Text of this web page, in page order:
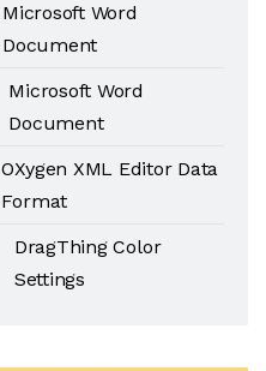
Microsoft Word
Document
Microsoft Word
Document
OXygen XML Editor Data
Format
DragThing Color
Settings